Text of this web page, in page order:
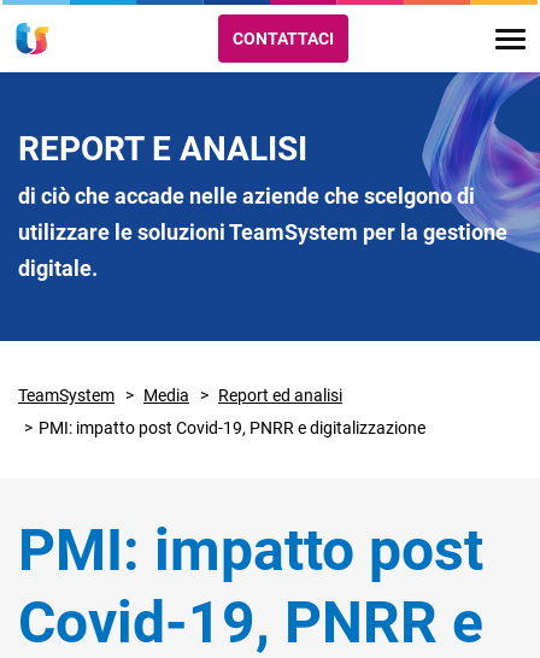
CONTATTACI
REPORT E ANALISI
di ciò che accade nelle aziende che scelgono di
utilizzare le soluzioni TeamSystem per la gestione
digitale.
TeamSystem Media
Report ed analisi
PMI: impatto post Covid-19, PNRR e digitalizzazione
PMI: impatto post
Covid-19, PNRR e